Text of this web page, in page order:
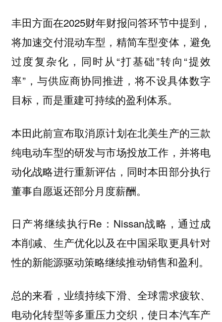
丰田方面在2025财年财报问答环节中提到，
将加速交付混动车型，精简车型变体，避免
过度复杂化，同时从“打基础”转向“提效
率”，与供应商协同推进，将不设具体数字
目标，而是重建可持续的盈利体系。
本田此前宣布取消原计划在北美生产的三款
纯电动车型的研发与市场投放工作，并将电
动化战略进行重新评估，同时本田部分执行
董事自愿返还部分月度薪酬。
日产将继续执行Re：Nissan战略，通过成
本削减、生产优化以及在中国采取更具针对
性的新能源驱动策略继续推动销售和盈利。
总的来看，业绩持续下滑、全球需求疲软、
电动化转型等多重压力交织，使日本汽车产